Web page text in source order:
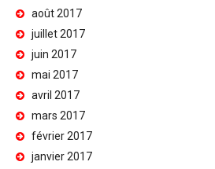
août 2017
juillet 2017
juin 2017
mai 2017
avril 2017
mars 2017
février 2017
janvier 2017